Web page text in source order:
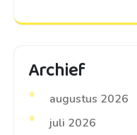
Archief
augustus 2026
juli 2026